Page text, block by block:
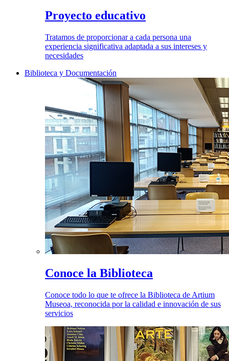
Proyecto educativo
Tratamos de proporcionar a cada persona una
experiencia significativa adaptada a sus intereses y
necesidades
Biblioteca y Documentación
Conoce la Biblioteca
Conoce todo lo que te ofrece la Biblioteca de Artium
Museoa, reconocida por la calidad e innovación de sus
servicios